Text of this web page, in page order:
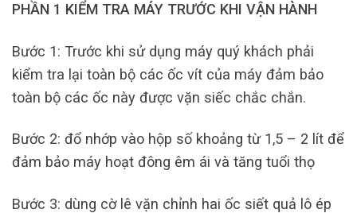
PHẦN 1 KIỂM TRA MÁY TRƯỚC KHI VẬN HÀNH
Bước 1: Trước khi sử dụng máy quý khách phải
kiểm tra lại toàn bộ các ốc vít của máy đảm bảo
toàn bộ các ốc này được vặn siếc chắc chắn.
Bước 2: đổ nhớp vào hộp số khoảng từ 1,5 – 2 lít để
đảm bảo máy hoạt đông êm ái và tăng tuổi thọ
Bước 3: dùng cờ lê vặn chỉnh hai ốc siết quả lô ép